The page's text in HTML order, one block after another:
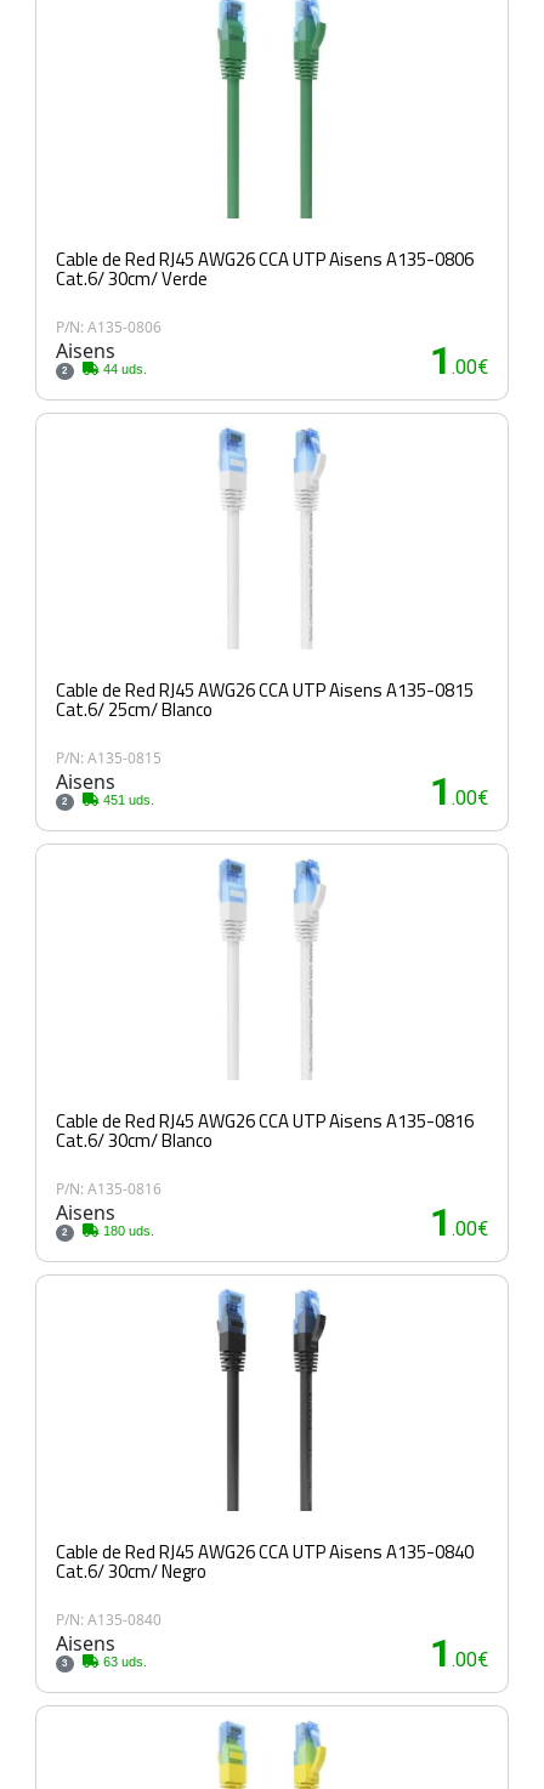
Cable de Red RJ45 AWG26 CCA UTP Aisens A135-0806
Cat.6/ 30cm/ Verde
P/N: A135-0806
Aisens
2 44 uds. 1 .00€
Cable de Red RJ45 AWG26 CCA UTP Aisens A135-0815
Cat.6/ 25cm/ Blanco
P/N: A135-0815
Aisens
2 451 uds. 1 .00€
Cable de Red RJ45 AWG26 CCA UTP Aisens A135-0816
Cat.6/ 30cm/ Blanco
P/N: A135-0816
Aisens
2 180 uds. 1 .00€
Cable de Red RJ45 AWG26 CCA UTP Aisens A135-0840
Cat.6/ 30cm/ Negro
P/N: A135-0840
Aisens
3 63 uds. 1 .00€